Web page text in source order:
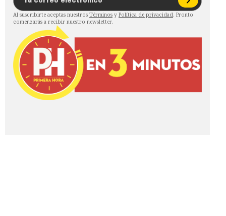
Al suscribirte aceptas nuestros Términos y Política de privacidad. Pronto
comenzarás a recibir nuestro newsletter.